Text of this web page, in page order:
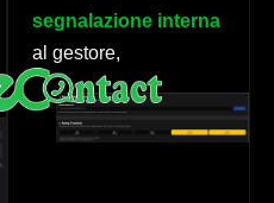
segnalazione interna
al gestore,